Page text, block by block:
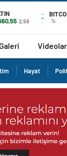
2,59 %
Videolar
Hayat